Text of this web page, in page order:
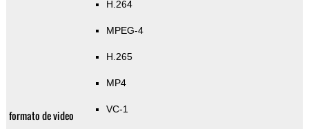
formato de video
H.264
MPEG-4
H.265
MP4
VC-1